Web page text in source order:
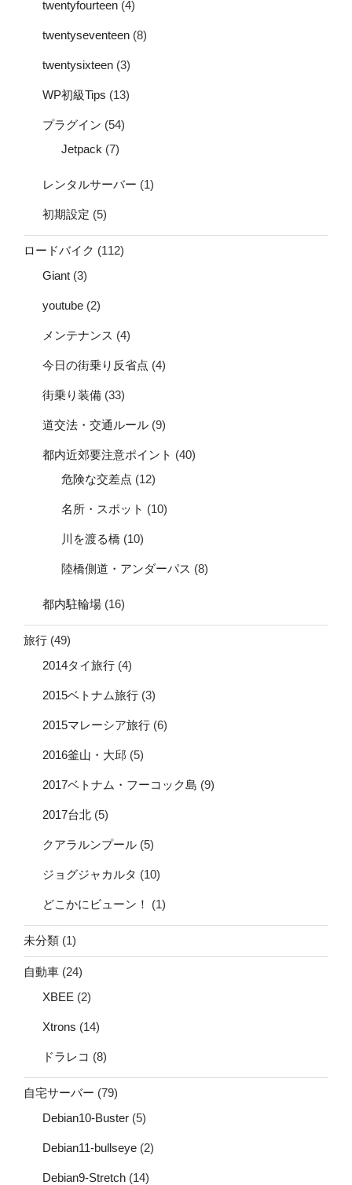
twentyfourteen (4)
twentyseventeen (8)
twentysixteen (3)
WP初級Tips (13)
プラグイン (54)
Jetpack (7)
レンタルサーバー (1)
初期設定 (5)
ロードバイク (112)
Giant (3)
youtube (2)
メンテナンス (4)
今日の街乗り反省点 (4)
街乗り装備 (33)
道交法・交通ルール (9)
都内近郊要注意ポイント (40)
危険な交差点 (12)
名所・スポット (10)
川を渡る橋 (10)
陸橋側道・アンダーパス (8)
都内駐輪場 (16)
旅行 (49)
2014タイ旅行 (4)
2015ベトナム旅行 (3)
2015マレーシア旅行 (6)
2016釜山・大邱 (5)
2017ベトナム・フーコック島 (9)
2017台北 (5)
クアラルンプール (5)
ジョグジャカルタ (10)
どこかにビューン！ (1)
未分類 (1)
自動車 (24)
XBEE (2)
Xtrons (14)
ドラレコ (8)
自宅サーバー (79)
Debian10-Buster (5)
Debian11-bullseye (2)
Debian9-Stretch (14)